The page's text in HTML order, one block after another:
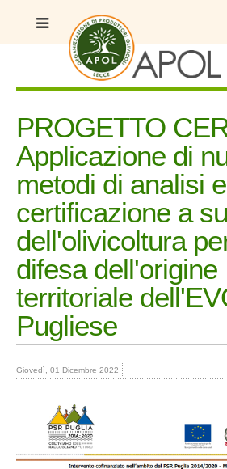
PROGETTO
Applicazione di
metodi di analisi e
certificazione a
dell'olivicoltura
difesa dell'origine
territoriale
Pugliese
Giovedì, 01 Dicembre 2022